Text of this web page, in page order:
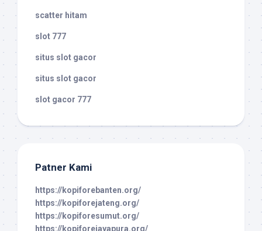
scatter hitam
slot 777
situs slot gacor
situs slot gacor
slot gacor 777
Patner Kami
https://kopiforebanten.org/
https://kopiforejateng.org/
https://kopiforesumut.org/
https://kopiforejayapura.org/